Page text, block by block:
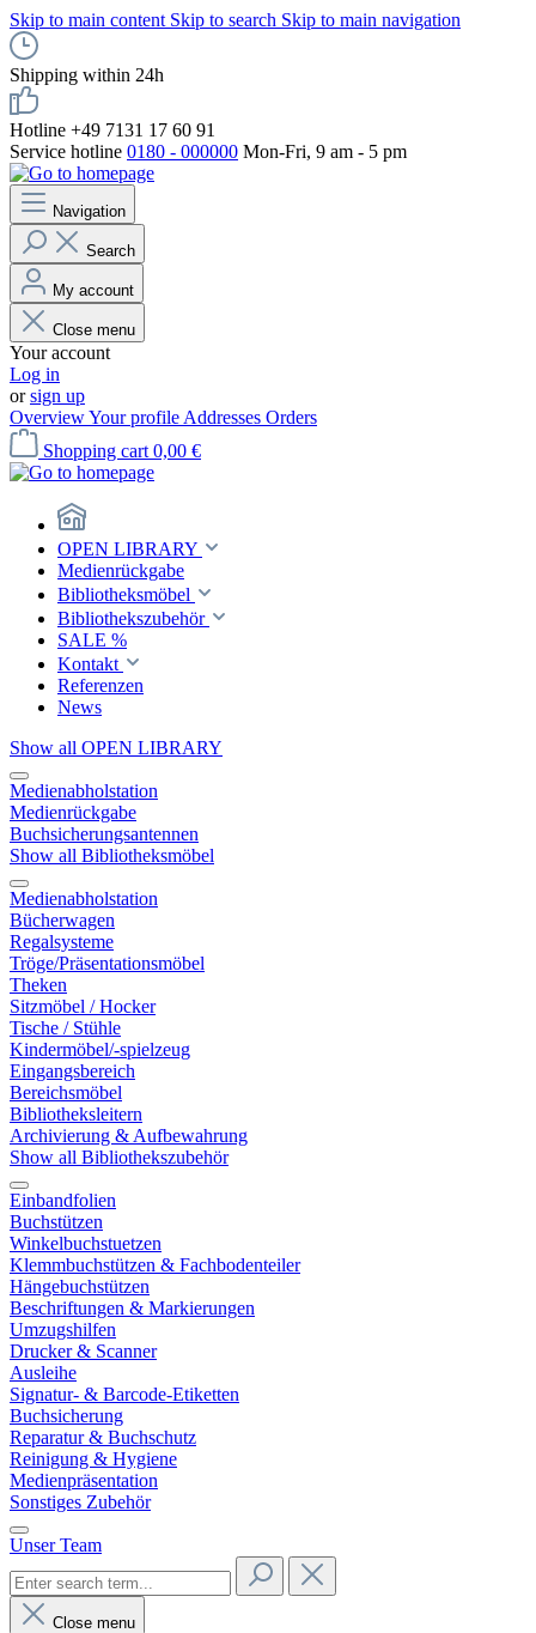
Skip to main content Skip to search Skip to main navigation
Shipping within 24h
Hotline +49 7131 17 60 91
Service hotline 0180 - 000000 Mon-Fri, 9 am - 5 pm
Navigation
Search
My account
Close menu
Your account
Log in
orsign up
OverviewYour profile Addresses Orders
Shopping cart 0,00 €
OPEN LIBRARY
Medienrückgabe
Bibliotheksmöbel
Bibliothekszubehör
SALE %
Kontakt
Referenzen
News
Show all OPEN LIBRARY
Medienabholstation
Medienrückgabe
Buchsicherungsantennen
Show all Bibliotheksmöbel
Medienabholstation
Bücherwagen
Regalsysteme
Tröge/Präsentationsmöbel
Theken
Sitzmöbel / Hocker
Tische / Stühle
Kindermöbel/-spielzeug
Eingangsbereich
Bereichsmöbel
Bibliotheksleitern
Archivierung & Aufbewahrung
Show all Bibliothekszubehör
Einbandfolien
Buchstützen
Winkelbuchstuetzen
Klemmbuchstützen & Fachbodenteiler
Hängebuchstützen
Beschriftungen & Markierungen
Umzugshilfen
Drucker & Scanner
Ausleihe
Signatur- & Barcode-Etiketten
Buchsicherung
Reparatur & Buchschutz
Reinigung & Hygiene
Medienpräsentation
Sonstiges Zubehör
Unser Team
Close menu